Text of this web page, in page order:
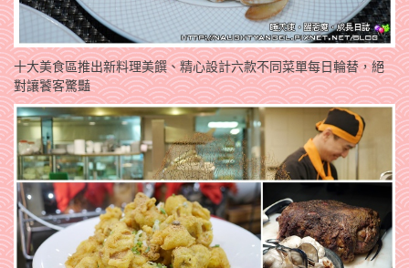
十大美食區推出新料理美饌、精心設計六款不同菜單每日輪替，絕
對讓饕客驚豔